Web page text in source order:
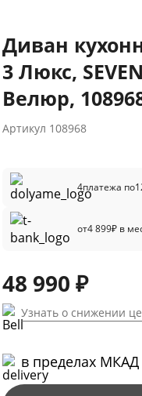
Диван
3 Люкс,
Велюр,
Артикул 108968
4платежа по
от4 899₽ в
48 990 ₽
Узнать о снижении
в пределах МКАД